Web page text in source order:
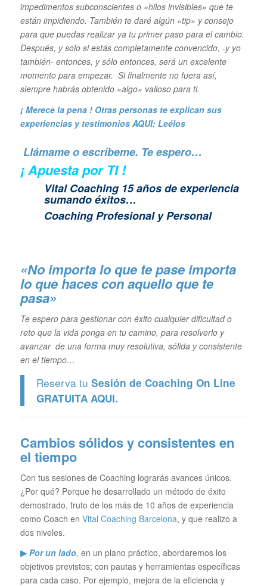
impedimentos subconscientes o «hilos invisibles» que te
están impidiendo. También te daré algún «tip» y consejo
para que puedas realizar ya tu primer paso para el cambio.
Después, y solo si estás completamente convencido, -y yo
también- entonces, y sólo entonces, será un excelente
momento para empezar. Si finalmente no fuera así,
siempre habrás obtenido «algo» valioso para ti.
¡ Merece la pena ! Otras personas te explican sus
experiencias y testimonios AQUI: Leélos
Llámame o escríbeme. Te espero…
¡ Apuesta por TI !
Vital Coaching 15 años de experiencia
sumando éxitos…
Coaching Profesional y Personal
«No importa lo que te pase importa
lo que haces con aquello que te
pasa»
Te espero para gestionar con éxito cualquier dificultad o
reto que la vida ponga en tu camino, para resolverlo y
avanzar de una forma muy resolutiva, sólida y consistente
en el tiempo…
Reserva tu Sesión de Coaching On Line
GRATUITA AQUI.
Cambios sólidos y consistentes en
el tiempo
Con tus sesiones de Coaching lograrás avances únicos.
¿Por qué? Porque he desarrollado un método de éxito
demostrado, fruto de los más de 10 años de experiencia
como Coach en Vital Coaching Barcelona, y que realizo a
dos niveles.
▶Por un lado, en un plano práctico, abordaremos los
objetivos previstos; con pautas y herramientas específicas
para cada caso. Por ejemplo, mejora de la eficiencia y